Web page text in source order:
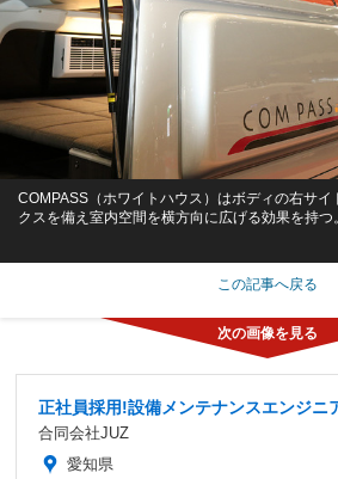
COMPASS（ホワイトハウス）はボディの右サイ
クスを備え室内空間を横方向に広げる効果を持つ
この記事へ戻る
正社員採用!設備メンテナンスエンジニ
合同会社JUZ
愛知県